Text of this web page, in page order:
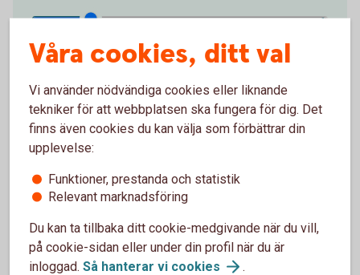
1 år
Startbelopp (kr)
0 kr
Avkastning per år (%)
Våra cookies, ditt val
Vi använder nödvändiga cookies eller liknande
tekniker för att webbplatsen ska fungera för dig. Det
finns även cookies du kan välja som förbättrar din
upplevelse:
Funktioner, prestanda och statistik
Relevant marknadsföring
Du kan ta tillbaka ditt cookie-medgivande när du vill,
på cookie-sidan eller under din profil när du är
inloggad. Så hanterar vi cookies .